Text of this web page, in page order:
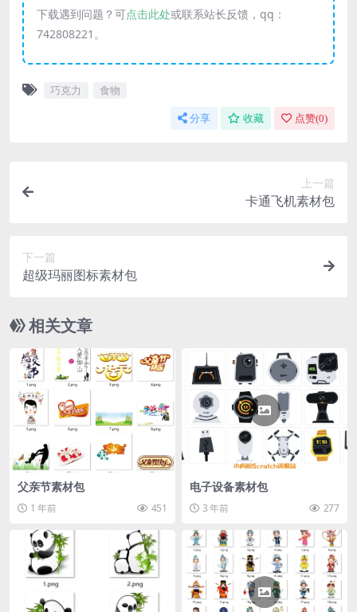
下载遇到问题？可点击此处或联系站长反馈，qq：
742808221。
巧克力 食物
分享 收藏 点赞(0)
上一篇
卡通飞机素材包
下一篇
超级玛丽图标素材包
相关文章
父亲节素材包
1 年前 451
电子设备素材包
3 年前 277